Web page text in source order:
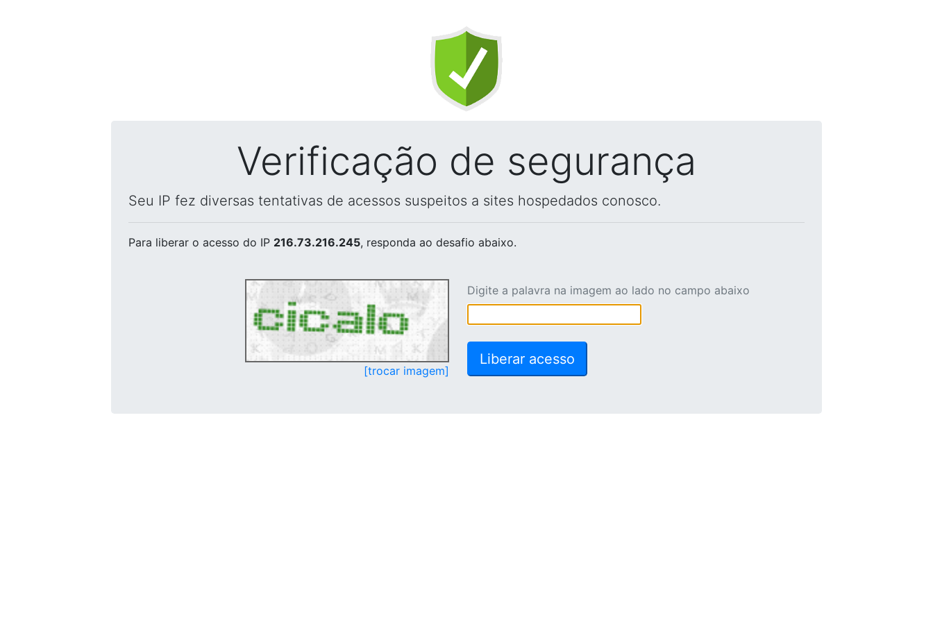
Verificação de segurança
Seu IP fez diversas tentativas de acessos suspeitos a sites hospedados conosco.
Para liberar o acesso do IP 216.73.216.245, responda ao desafio abaixo.
[trocar imagem]
Digite a palavra na imagem ao lado no campo abaixo